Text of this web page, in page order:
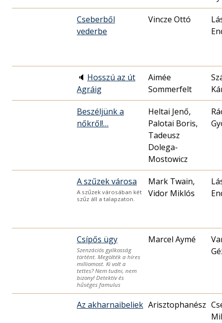
Cseberből
vederbe
Vincze Ottó
🔈 Hosszú az út
Agráig
Aimée
Sommerfelt
Beszéljünk a
nőkről!…
Heltai Jenő,
Palotai Boris,
Tadeusz
Dolega-
Mostowicz
A szűzek városa
A szűzek városában két
szűz áll a talapzaton.
Mark Twain,
Vidor Miklós
Csípős ügy
Szenzációs gyilkosság
történt. Megölték a híres
milliomost. Ki volt a
tettes? Nem tudni, nem
bizony! Detektív és
hűséges famulus
Marcel Aymé
Az akharnaibeliek